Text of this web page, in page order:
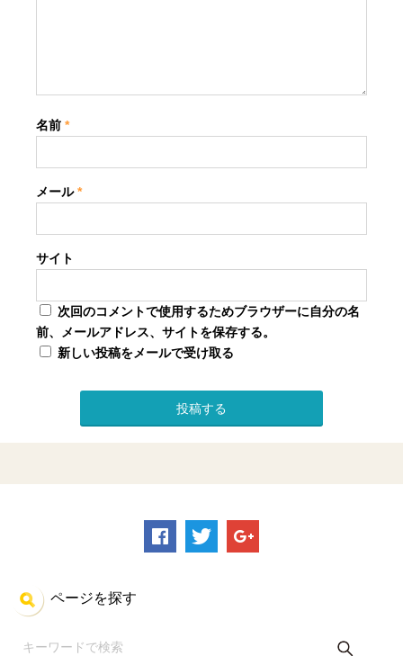
名前*
メール*
サイト
次回のコメントで使用するためブラウザーに自分の名
前、メールアドレス、サイトを保存する。
新しい投稿をメールで受け取る
ページを探す